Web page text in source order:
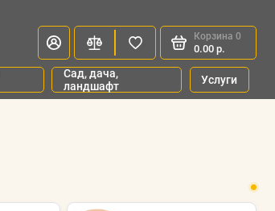
Корзина 0
0.00 р.
Сад, дача,
ландшафт
Услуги